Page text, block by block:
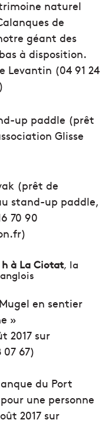
naturel
de
géant des
à disposition.
Levantin (04 91 24
up paddle (prêt
Glisse
(prêt de
stand-up paddle,
70 90
h à La Ciotat, la
en sentier
»
2017 sur
07 67)
du Port
une personne
2017 sur